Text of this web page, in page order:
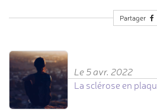
Partager
Le 5 avr. 2022
La sclérose en